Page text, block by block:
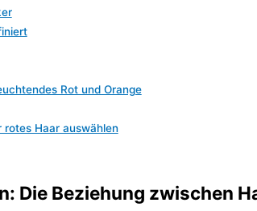
Rot und Orange
Haar auswählen
Die Beziehung zwischen